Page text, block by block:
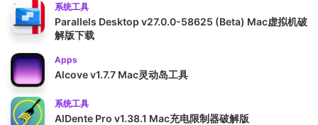
系统工具
Parallels Desktop v27.0.0-58625 (Beta) Mac虚拟机破
解版下载
Apps
Alcove v1.7.7 Mac灵动岛工具
系统工具
AlDente Pro v1.38.1 Mac充电限制器破解版